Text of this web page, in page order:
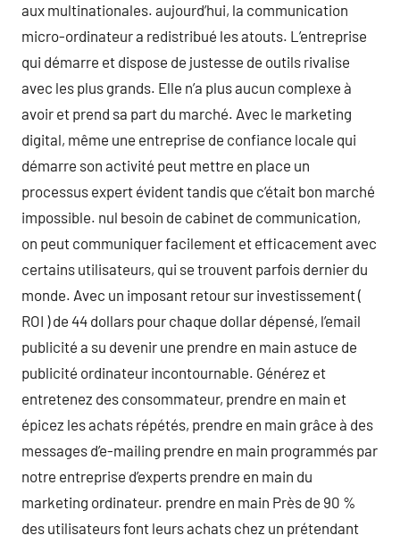
aux multinationales. aujourd’hui, la communication
micro-ordinateur a redistribué les atouts. L’entreprise
qui démarre et dispose de justesse de outils rivalise
avec les plus grands. Elle n’a plus aucun complexe à
avoir et prend sa part du marché. Avec le marketing
digital, même une entreprise de confiance locale qui
démarre son activité peut mettre en place un
processus expert évident tandis que c’était bon marché
impossible. nul besoin de cabinet de communication,
on peut communiquer facilement et efficacement avec
certains utilisateurs, qui se trouvent parfois dernier du
monde. Avec un imposant retour sur investissement (
ROI ) de 44 dollars pour chaque dollar dépensé, l’email
publicité a su devenir une prendre en main astuce de
publicité ordinateur incontournable. Générez et
entretenez des consommateur, prendre en main et
épicez les achats répétés, prendre en main grâce à des
messages d’e-mailing prendre en main programmés par
notre entreprise d’experts prendre en main du
marketing ordinateur. prendre en main Près de 90 %
des utilisateurs font leurs achats chez un prétendant